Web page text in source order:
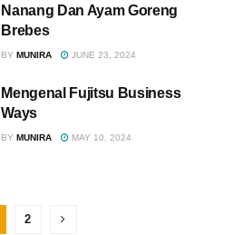
Nanang Dan Ayam Goreng
Brebes
BY MUNIRA JUNE 23, 2024
Mengenal Fujitsu Business
Ways
BY MUNIRA MAY 10, 2024
2